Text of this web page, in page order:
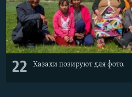
22 Казахи позируют для фото.